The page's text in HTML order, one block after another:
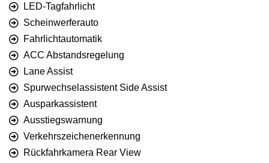
LED-Tagfahrlicht
Scheinwerferauto
Fahrlichtautomatik
ACC Abstandsregelung
Lane Assist
Spurwechselassistent Side Assist
Ausparkassistent
Ausstiegswarnung
Verkehrszeichenerkennung
Rückfahrkamera Rear View